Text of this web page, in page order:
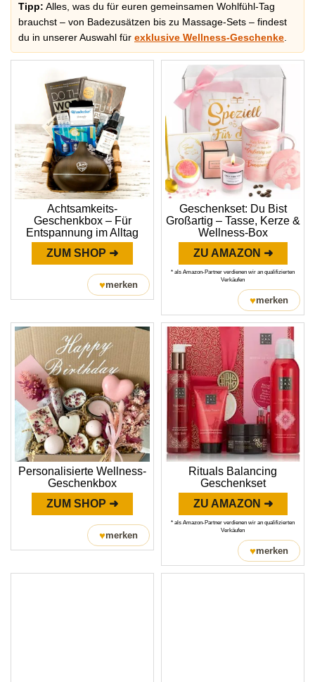
Tipp: Alles, was du für euren gemeinsamen Wohlfühl-Tag
brauchst – von Badezusätzen bis zu Massage-Sets – findest
du in unserer Auswahl für exklusive Wellness-Geschenke
Achtsamkeits-
Geschenkbox – Für
Entspannung im Alltag
ZUM SHOP ➜
♥merken
Geschenkset: Du Bist
Großartig – Tasse, Kerze &
Wellness-Box
ZU AMAZON ➜
* als Amazon-Partner verdienen wir an qualifizierten
Verkäufen
♥merken
Personalisierte Wellness-
Geschenkbox
ZUM SHOP ➜
♥merken
Rituals Balancing
Geschenkset
ZU AMAZON ➜
* als Amazon-Partner verdienen wir an qualifizierten
Verkäufen
♥merken